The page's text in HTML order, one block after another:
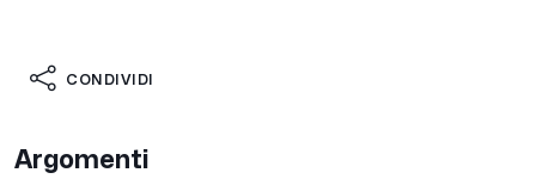
CONDIVIDI
Argomenti